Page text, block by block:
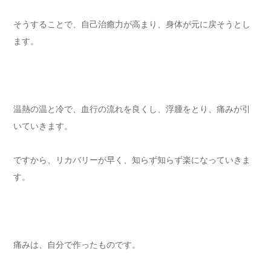
そうすることで、自己治癒力が高まり、身体が元に戻そうとし
ます。
温熱の温と冷で、血行の流れを良くし、浮腫をとり、痛みが引
いていきます。⁡
ですから、リカバリーが早く、知らず知らず楽になっていきま
す。⁡
痛みは、自分で作ったものです。